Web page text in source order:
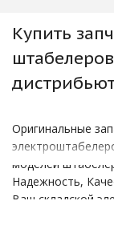
Купить
штабелеров
Оригинальные
моделей
Надежность,
Ваш складской
надежные